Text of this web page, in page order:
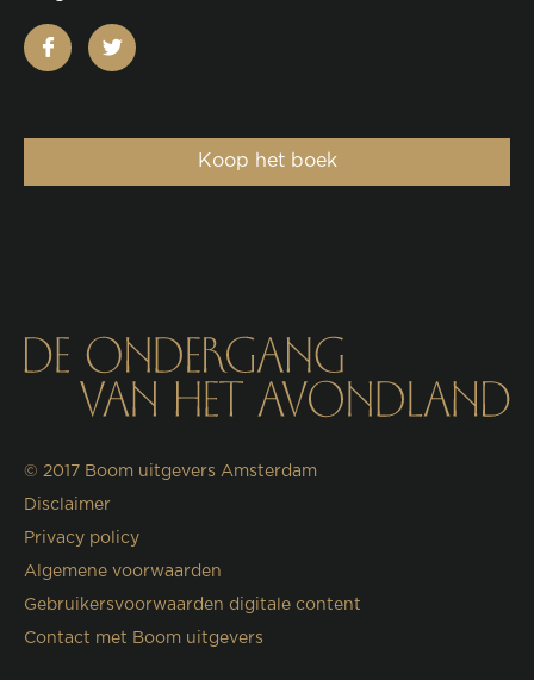
facebooktwitter
Koop het boek
© 2017 Boom uitgevers Amsterdam
Disclaimer
Privacy policy
Algemene voorwaarden
Gebruikersvoorwaarden digitale content
Contact met Boom uitgevers